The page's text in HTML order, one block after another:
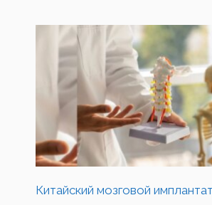
Китайский мозговой